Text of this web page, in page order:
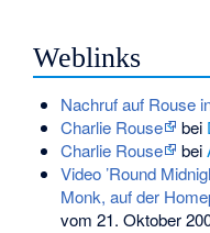
Weblinks
Nachruf auf Rouse
Charlie Rouse
bei
Charlie Rouse
bei
Video ’Round
Monk, auf der
vom 21. Oktober